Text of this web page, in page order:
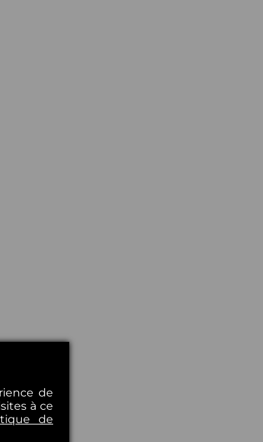
de
à ce
de